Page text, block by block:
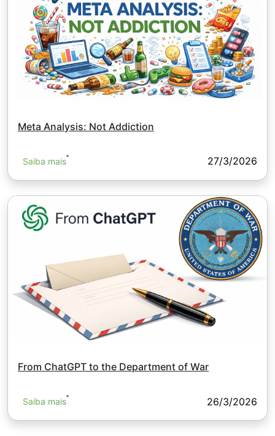
Meta Analysis: Not Addiction
Saiba mais 27/3/2026
From ChatGPT to the Department of War
Saiba mais 26/3/2026